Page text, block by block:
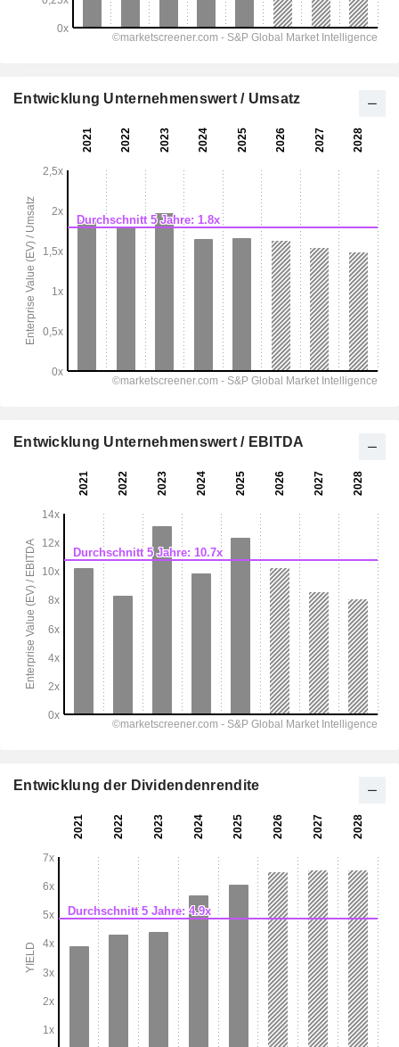
Entwicklung Unternehmenswert / Umsatz
Entwicklung Unternehmenswert / EBITDA
Entwicklung der Dividendenrendite